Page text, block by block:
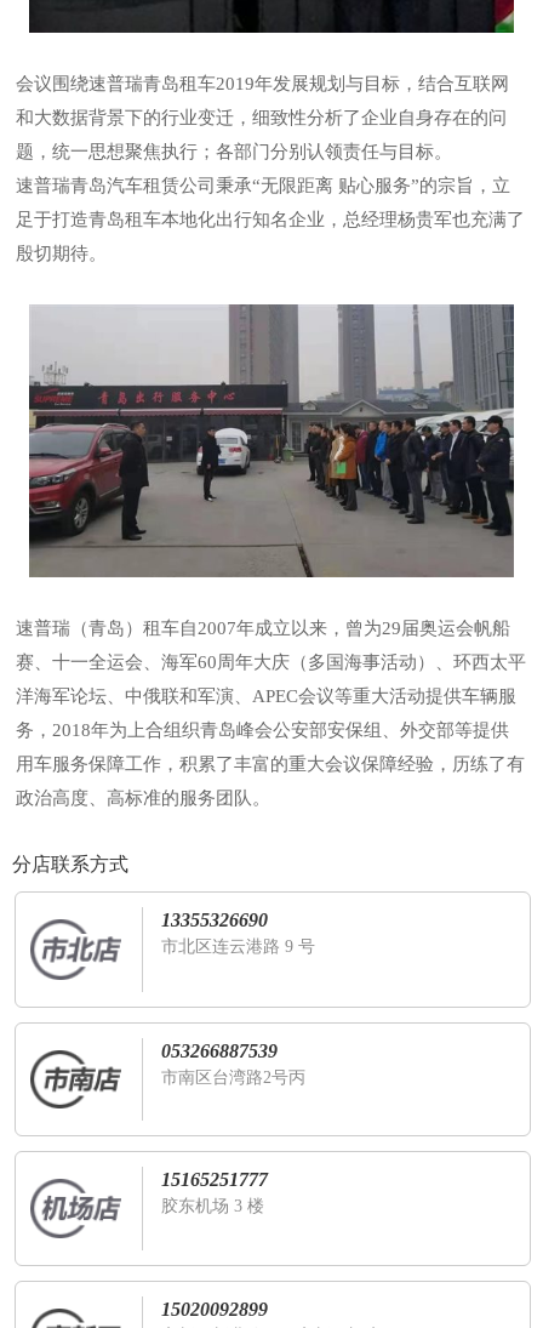
会议围绕速普瑞青岛租车2019年发展规划与目标，结合互联网
和大数据背景下的行业变迁，细致性分析了企业自身存在的问
题，统一思想聚焦执行；各部门分别认领责任与目标。
速普瑞青岛汽车租赁公司秉承“无限距离 贴心服务”的宗旨，立
足于打造青岛租车本地化出行知名企业，总经理杨贵军也充满了
殷切期待。
速普瑞（青岛）租车自2007年成立以来，曾为29届奥运会帆船
赛、十一全运会、海军60周年大庆（多国海事活动）、环西太平
洋海军论坛、中俄联和军演、APEC会议等重大活动提供车辆服
务，2018年为上合组织青岛峰会公安部安保组、外交部等提供
用车服务保障工作，积累了丰富的重大会议保障经验，历练了有
政治高度、高标准的服务团队。
分店联系方式
13355326690
市北区连云港路 9 号
053266887539
市南区台湾路2号丙
15165251777
胶东机场 3 楼
15020092899